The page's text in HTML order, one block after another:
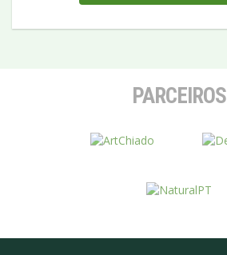
PARCEIROS